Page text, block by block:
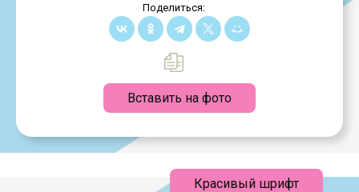
Поделиться:
Вставить на фото
Красивый шрифт